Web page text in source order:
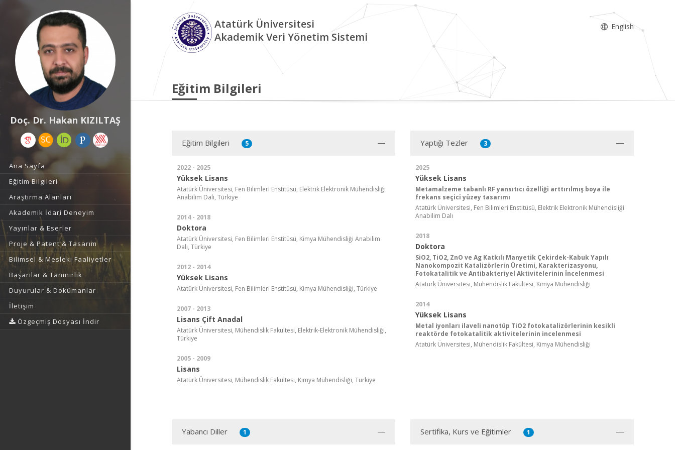
Doç. Dr. Hakan KIZILTAŞ
Ana Sayfa
Eğitim Bilgileri
Araştırma Alanları
Akademik İdari Deneyim
Yayınlar & Eserler
Proje & Patent & Tasarım
Bilimsel & Mesleki Faaliyetler
Başarılar & Tanınırlık
Duyurular & Dokümanlar
İletişim
Özgeçmiş Dosyası İndir
Atatürk Üniversitesi
Akademik Veri Yönetim Sistemi
English
Eğitim Bilgileri
Eğitim Bilgileri 5
2022 - 2025
Yüksek Lisans
Atatürk Üniversitesi, Fen Bilimleri Enstitüsü, Elektrik Elektronik Mühendisliği
Anabilim Dalı, Türkiye
2014 - 2018
Doktora
Atatürk Üniversitesi, Fen Bilimleri Enstitüsü, Kimya Mühendisliği Anabilim
Dalı, Türkiye
2012 - 2014
Yüksek Lisans
Atatürk Üniversitesi, Fen Bilimleri Enstitüsü, Kimya Mühendisliği, Türkiye
2007 - 2013
Lisans Çift Anadal
Atatürk Üniversitesi, Mühendislik Fakültesi, Elektrik-Elektronik Mühendisliği,
Türkiye
2005 - 2009
Lisans
Atatürk Üniversitesi, Mühendislik Fakültesi, Kimya Mühendisliği, Türkiye
Yaptığı Tezler 3
2025
Yüksek Lisans
Metamalzeme tabanlı RF yansıtıcı özelliği arttırılmış boya ile
frekans seçici yüzey tasarımı
Atatürk Üniversitesi, Fen Bilimleri Enstitüsü, Elektrik Elektronik Mühendisliği
Anabilim Dalı
2018
Doktora
SiO2, TiO2, ZnO ve Ag Katkılı Manyetik Çekirdek-Kabuk Yapılı
Nanokompozit Katalizörlerin Üretimi, Karakterizasyonu,
Fotokatalitik ve Antibakteriyel Aktivitelerinin İncelenmesi
Atatürk Üniversitesi, Mühendislik Fakültesi, Kimya Mühendisliği
2014
Yüksek Lisans
Metal iyonları ilaveli nanotüp TiO2 fotokatalizörlerinin kesikli
reaktörde fotokatalitik aktivitelerinin incelenmesi
Atatürk Üniversitesi, Mühendislik Fakültesi, Kimya Mühendisliği
Yabancı Diller 1 Sertifika, Kurs ve Eğitimler 1